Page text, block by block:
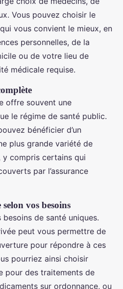
Vous pouvez choisir le
vous convient le mieux, en
personnelles, de la
ou de votre lieu de
médicale requise.
offre souvent une
le régime de santé public.
bénéficier d’un
plus grande variété de
compris certains qui
par l’assurance
vos besoins
de santé uniques.
peut vous permettre de
pour répondre à ces
pourriez ainsi choisir
pour des traitements de
sur ordonnance, ou